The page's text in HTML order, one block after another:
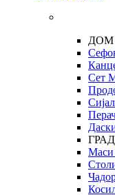
ДОМ
Сет
Маси